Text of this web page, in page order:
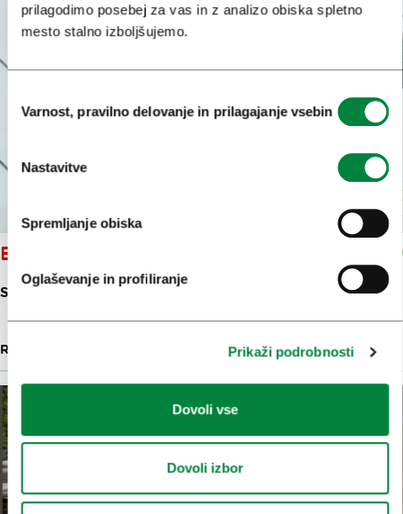
prilagodimo posebej za vas in z analizo obiska spletno
mesto stalno izboljšujemo.
soglasja
Varnost, pravilno delovanje in prilagajanje vsebin
Nastavitve
Spremljanje obiska
Oglaševanje in profiliranje
Prikaži podrobnosti
Dovoli vse
Dovoli izbor
BARBARELLA JUICEBAR
SLOVENSKA CESTA 38
RESTAVRACIJE IN GOSTILNE 35 M